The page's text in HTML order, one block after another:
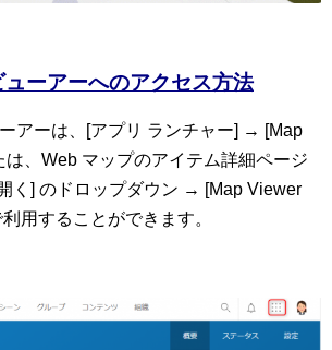
ーアーへのアクセス方法
アーは、[アプリ ランチャー] → [Map
、Web マップのアイテム詳細ページ
く] のドロップダウン → [Map Viewer
用することができます。